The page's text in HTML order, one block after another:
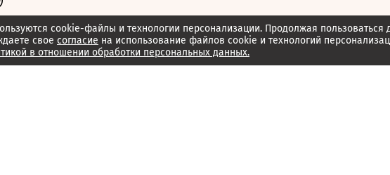
cookie-файлы и технологии персонализации. Продолжая пользоваться
свое согласие на использование файлов cookie и технологий
в отношении обработки персональных данных.